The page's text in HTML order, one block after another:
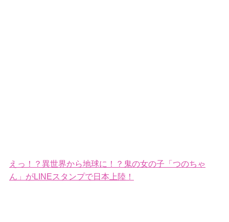
えっ！？異世界から地球に！？鬼の女の子「つのちゃ
ん」がLINEスタンプで日本上陸！